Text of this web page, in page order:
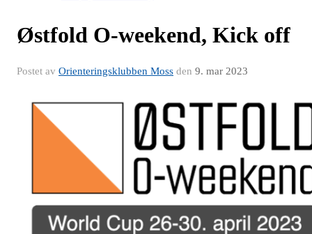
Østfold O-weekend, Kick off
Postet av Orienteringsklubben Moss den 9. mar 2023